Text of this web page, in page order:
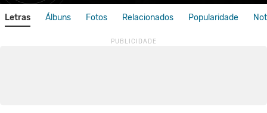
Letras Álbuns Fotos Relacionados Popularidade